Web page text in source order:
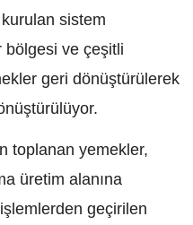
sistem
bölgesi ve çeşitli
geri dönüştürülerek
toplanan yemekler,
üretim alanına
geçirilen